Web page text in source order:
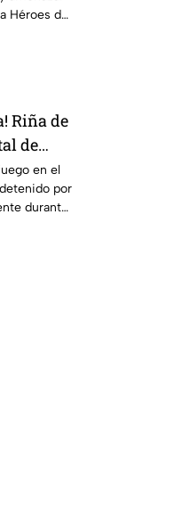
Héroes de
Riña de
de
en el
por
durante